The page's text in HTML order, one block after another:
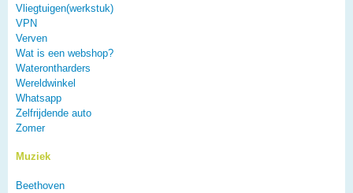
Vliegtuigen(werkstuk)
VPN
Verven
Wat is een webshop?
Waterontharders
Wereldwinkel
Whatsapp
Zelfrijdende auto
Zomer
Muziek
Beethoven